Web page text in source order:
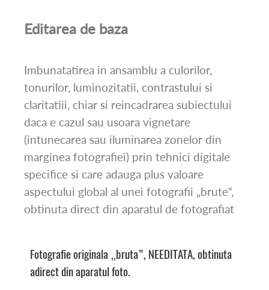
Editarea de baza
Imbunatatirea in ansamblu a culorilor,
tonurilor, luminozitatii, contrastului si
claritatiii, chiar si reincadrarea subiectului
daca e cazul sau usoara vignetare
(intunecarea sau iluminarea zonelor din
marginea fotografiei) prin tehnici digitale
specifice si care adauga plus valoare
aspectului global al unei fotografii „brute“,
obtinuta direct din aparatul de fotografiat
Fotografie originala „bruta”, NEEDITATA, obtinuta
adirect din aparatul foto.